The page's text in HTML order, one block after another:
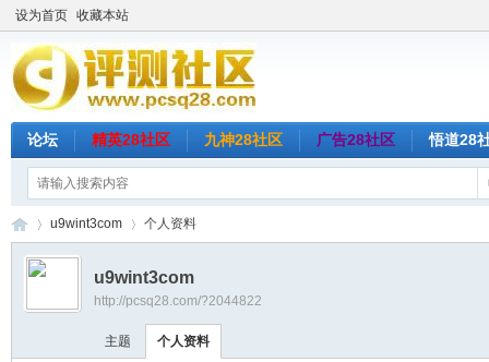
设为首页 收藏本站
论坛 精英28社区 九神28社区 广告28社区 悟道28
›
u9wint3com 个人资料
u9wint3com
http://pcsq28.com/?2044822
主题 个人资料